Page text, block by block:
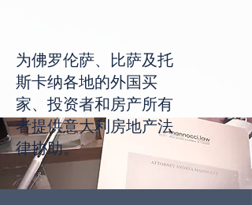
为佛罗伦萨、比萨及托
斯卡纳各地的外国买
家、投资者和房产所有
者提供意大利房地产法
律协助。